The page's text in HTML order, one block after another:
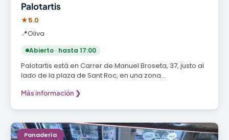
Palotartis
★5.0
📍Oliva
Abierto · hasta 17:00
Palotartis está en Carrer de Manuel Broseta, 37, justo al
lado de la plaza de Sant Roc, en una zona…
Más información ❯
Panadería